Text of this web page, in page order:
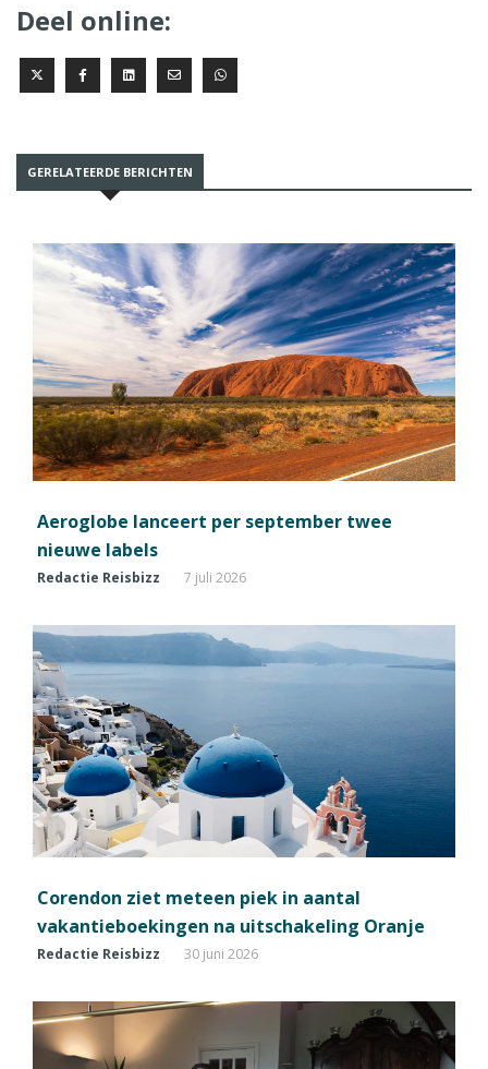
Deel online:
GERELATEERDE BERICHTEN
Aeroglobe lanceert per september twee
nieuwe labels
Redactie Reisbizz 7 juli 2026
Corendon ziet meteen piek in aantal
vakantieboekingen na uitschakeling Oranje
Redactie Reisbizz 30 juni 2026